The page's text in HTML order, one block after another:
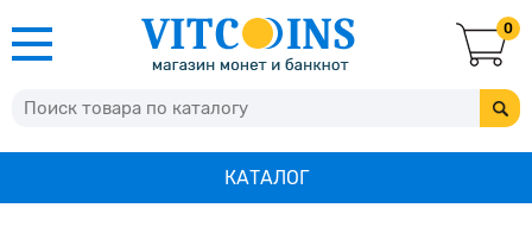
0
КАТАЛОГ